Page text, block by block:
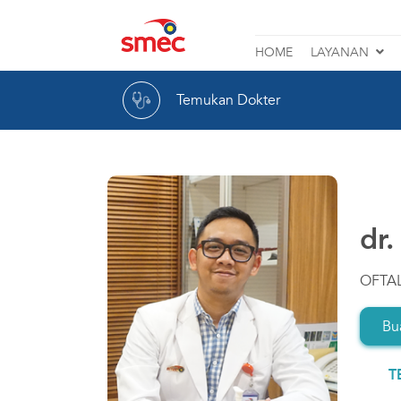
Rumah
Sakit
Mata
SMEC
HOME
LAYANAN
Katarak
Lihat Layanan Lainnya
Temukan Dokter